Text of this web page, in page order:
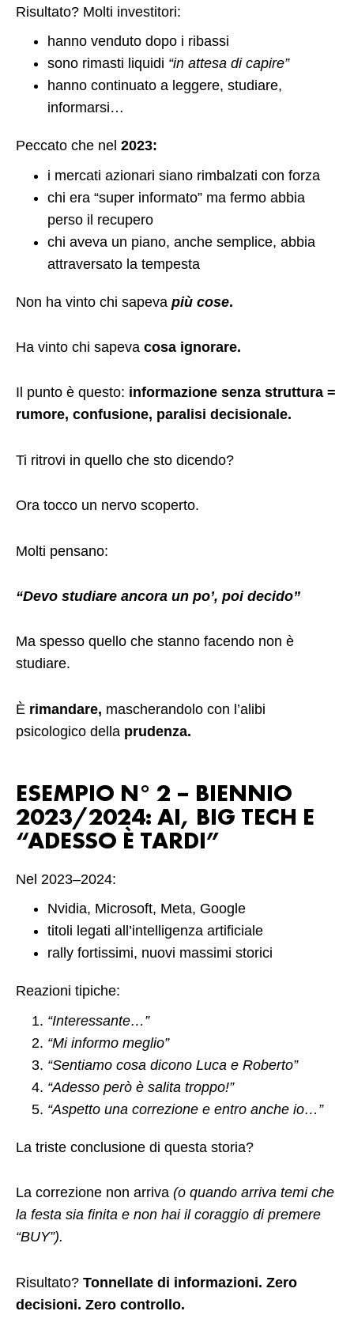
Risultato? Molti investitori:
hanno venduto dopo i ribassi
sono rimasti liquidi “in attesa di capire”
hanno continuato a leggere, studiare,
informarsi…
Peccato che nel 2023:
i mercati azionari siano rimbalzati con forza
chi era “super informato” ma fermo abbia
perso il recupero
chi aveva un piano, anche semplice, abbia
attraversato la tempesta
Non ha vinto chi sapeva più cose.
Ha vinto chi sapeva cosa ignorare.
Il punto è questo: informazione senza struttura =
rumore, confusione, paralisi decisionale.
Ti ritrovi in quello che sto dicendo?
Ora tocco un nervo scoperto.
Molti pensano:
“Devo studiare ancora un po’, poi decido”
Ma spesso quello che stanno facendo non è
studiare.
È rimandare, mascherandolo con l’alibi
psicologico della prudenza.
ESEMPIO N° 2 – BIENNIO
2023/2024: AI, BIG TECH E
“ADESSO È TARDI”
Nel 2023–2024:
Nvidia, Microsoft, Meta, Google
titoli legati all’intelligenza artificiale
rally fortissimi, nuovi massimi storici
Reazioni tipiche:
“Interessante…”
“Mi informo meglio”
“Sentiamo cosa dicono Luca e Roberto”
“Adesso però è salita troppo!”
“Aspetto una correzione e entro anche io…”
La triste conclusione di questa storia?
La correzione non arriva (o quando arriva temi che
la festa sia finita e non hai il coraggio di premere
“BUY”).
Risultato? Tonnellate di informazioni. Zero
decisioni. Zero controllo.